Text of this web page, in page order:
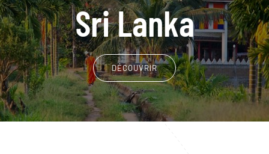
Sri Lanka
DÉCOUVRIR